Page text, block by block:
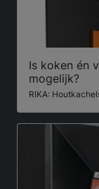
Is koken én
mogelijk?
RIKA: